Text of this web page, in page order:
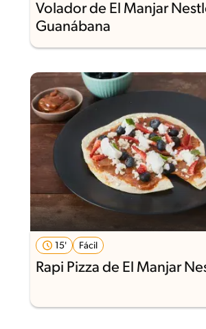
Volador de El Manjar
Guanábana
15' Fácil
Rapi Pizza de El Manjar